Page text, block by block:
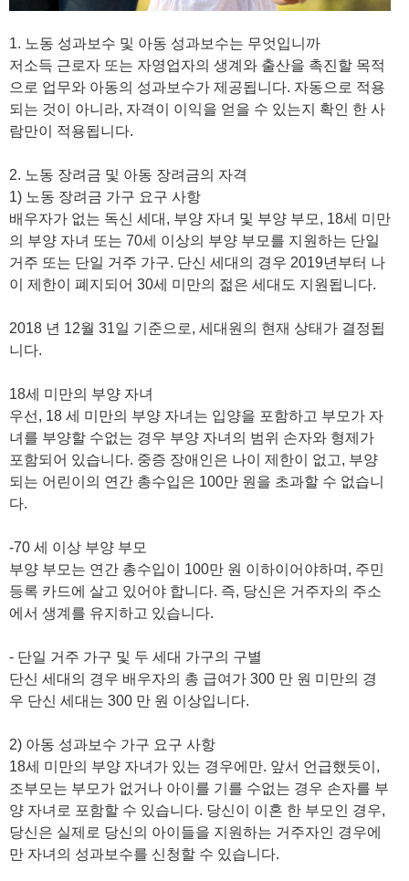
1. 노동 성과보수 및 아동 성과보수는 무엇입니까
저소득 근로자 또는 자영업자의 생계와 출산을 촉진할 목적
으로 업무와 아동의 성과보수가 제공됩니다. 자동으로 적용
되는 것이 아니라, 자격이 이익을 얻을 수 있는지 확인 한 사
람만이 적용됩니다.
2. 노동 장려금 및 아동 장려금의 자격
1) 노동 장려금 가구 요구 사항
배우자가 없는 독신 세대, 부양 자녀 및 부양 부모, 18세 미만
의 부양 자녀 또는 70세 이상의 부양 부모를 지원하는 단일
거주 또는 단일 거주 가구. 단신 세대의 경우 2019년부터 나
이 제한이 폐지되어 30세 미만의 젊은 세대도 지원됩니다.
2018 년 12월 31일 기준으로, 세대원의 현재 상태가 결정됩
니다.
18세 미만의 부양 자녀
우선, 18 세 미만의 부양 자녀는 입양을 포함하고 부모가 자
녀를 부양할 수없는 경우 부양 자녀의 범위 손자와 형제가
포함되어 있습니다. 중증 장애인은 나이 제한이 없고, 부양
되는 어린이의 연간 총수입은 100만 원을 초과할 수 없습니
다.
-70 세 이상 부양 부모
부양 부모는 연간 총수입이 100만 원 이하이어야하며, 주민
등록 카드에 살고 있어야 합니다. 즉, 당신은 거주자의 주소
에서 생계를 유지하고 있습니다.
- 단일 거주 가구 및 두 세대 가구의 구별
단신 세대의 경우 배우자의 총 급여가 300 만 원 미만의 경
우 단신 세대는 300 만 원 이상입니다.
2) 아동 성과보수 가구 요구 사항
18세 미만의 부양 자녀가 있는 경우에만. 앞서 언급했듯이,
조부모는 부모가 없거나 아이를 기를 수없는 경우 손자를 부
양 자녀로 포함할 수 있습니다. 당신이 이혼 한 부모인 경우,
당신은 실제로 당신의 아이들을 지원하는 거주자인 경우에
만 자녀의 성과보수를 신청할 수 있습니다.